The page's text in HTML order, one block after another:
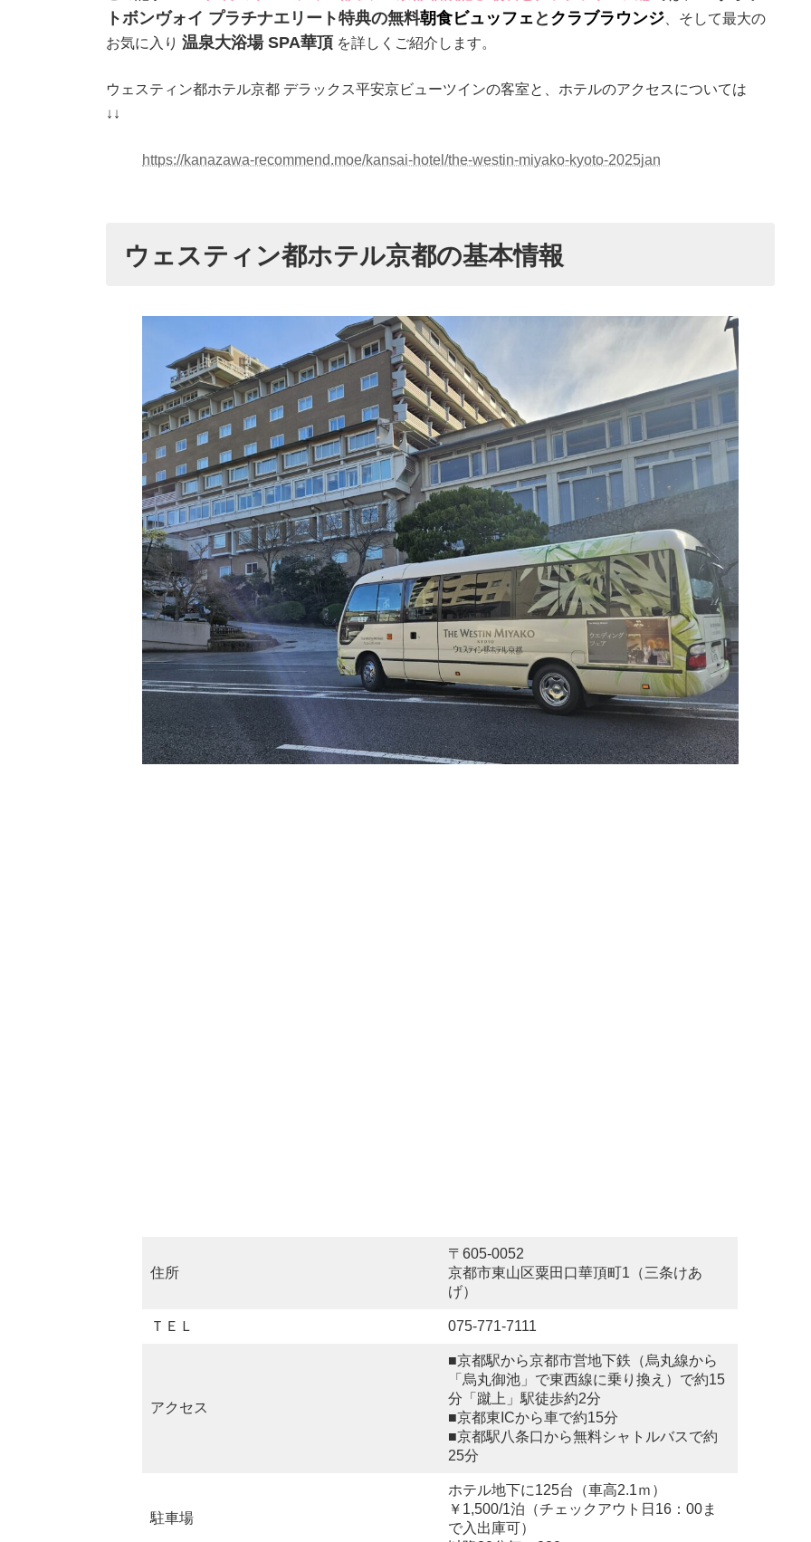
トボンヴォイ プラチナエリート特典の無料朝食ビュッフェ と クラブラウンジ 、そして最大の
お気に入り 温泉大浴場 SPA華頂 を詳しくご紹介します。
ウェスティン都ホテル京都 デラックス平安京ビューツインの客室と、ホテルのアクセスについては
↓↓
https://kanazawa-recommend.moe/kansai-hotel/the-westin-miyako-kyoto-2025jan
ウェスティン都ホテル京都の基本情報
住所
〒605-0052
京都市東山区粟田口華頂町1（三条けあ
げ）
ＴＥＬ 075-771-7111
アクセス
■京都駅から京都市営地下鉄（烏丸線から
「烏丸御池」で東西線に乗り換え）で約15
分「蹴上」駅徒歩約2分
■京都東ICから車で約15分
■京都駅八条口から無料シャトルバスで約
25分
駐車場
ホテル地下に125台（車高2.1ｍ）
￥1,500/1泊（チェックアウト日16：00ま
で入出庫可）